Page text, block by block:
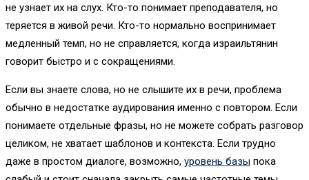
не узнает их на слух. Кто-то понимает преподавателя, но
теряется в живой речи. Кто-то нормально воспринимает
медленный темп, но не справляется, когда израильтянин
говорит быстро и с сокращениями.
Если вы знаете слова, но не слышите их в речи, проблема
обычно в недостатке аудирования именно с повтором. Если
понимаете отдельные фразы, но не можете собрать разговор
целиком, не хватает шаблонов и контекста. Если трудно
даже в простом диалоге, возможно, уровень базы пока